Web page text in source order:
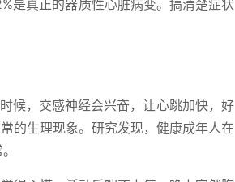
是真正的器质性心脏病变。搞清楚症状
候，交感神经会兴奋，让心跳加快，好
的生理现象。研究发现，健康成年人在